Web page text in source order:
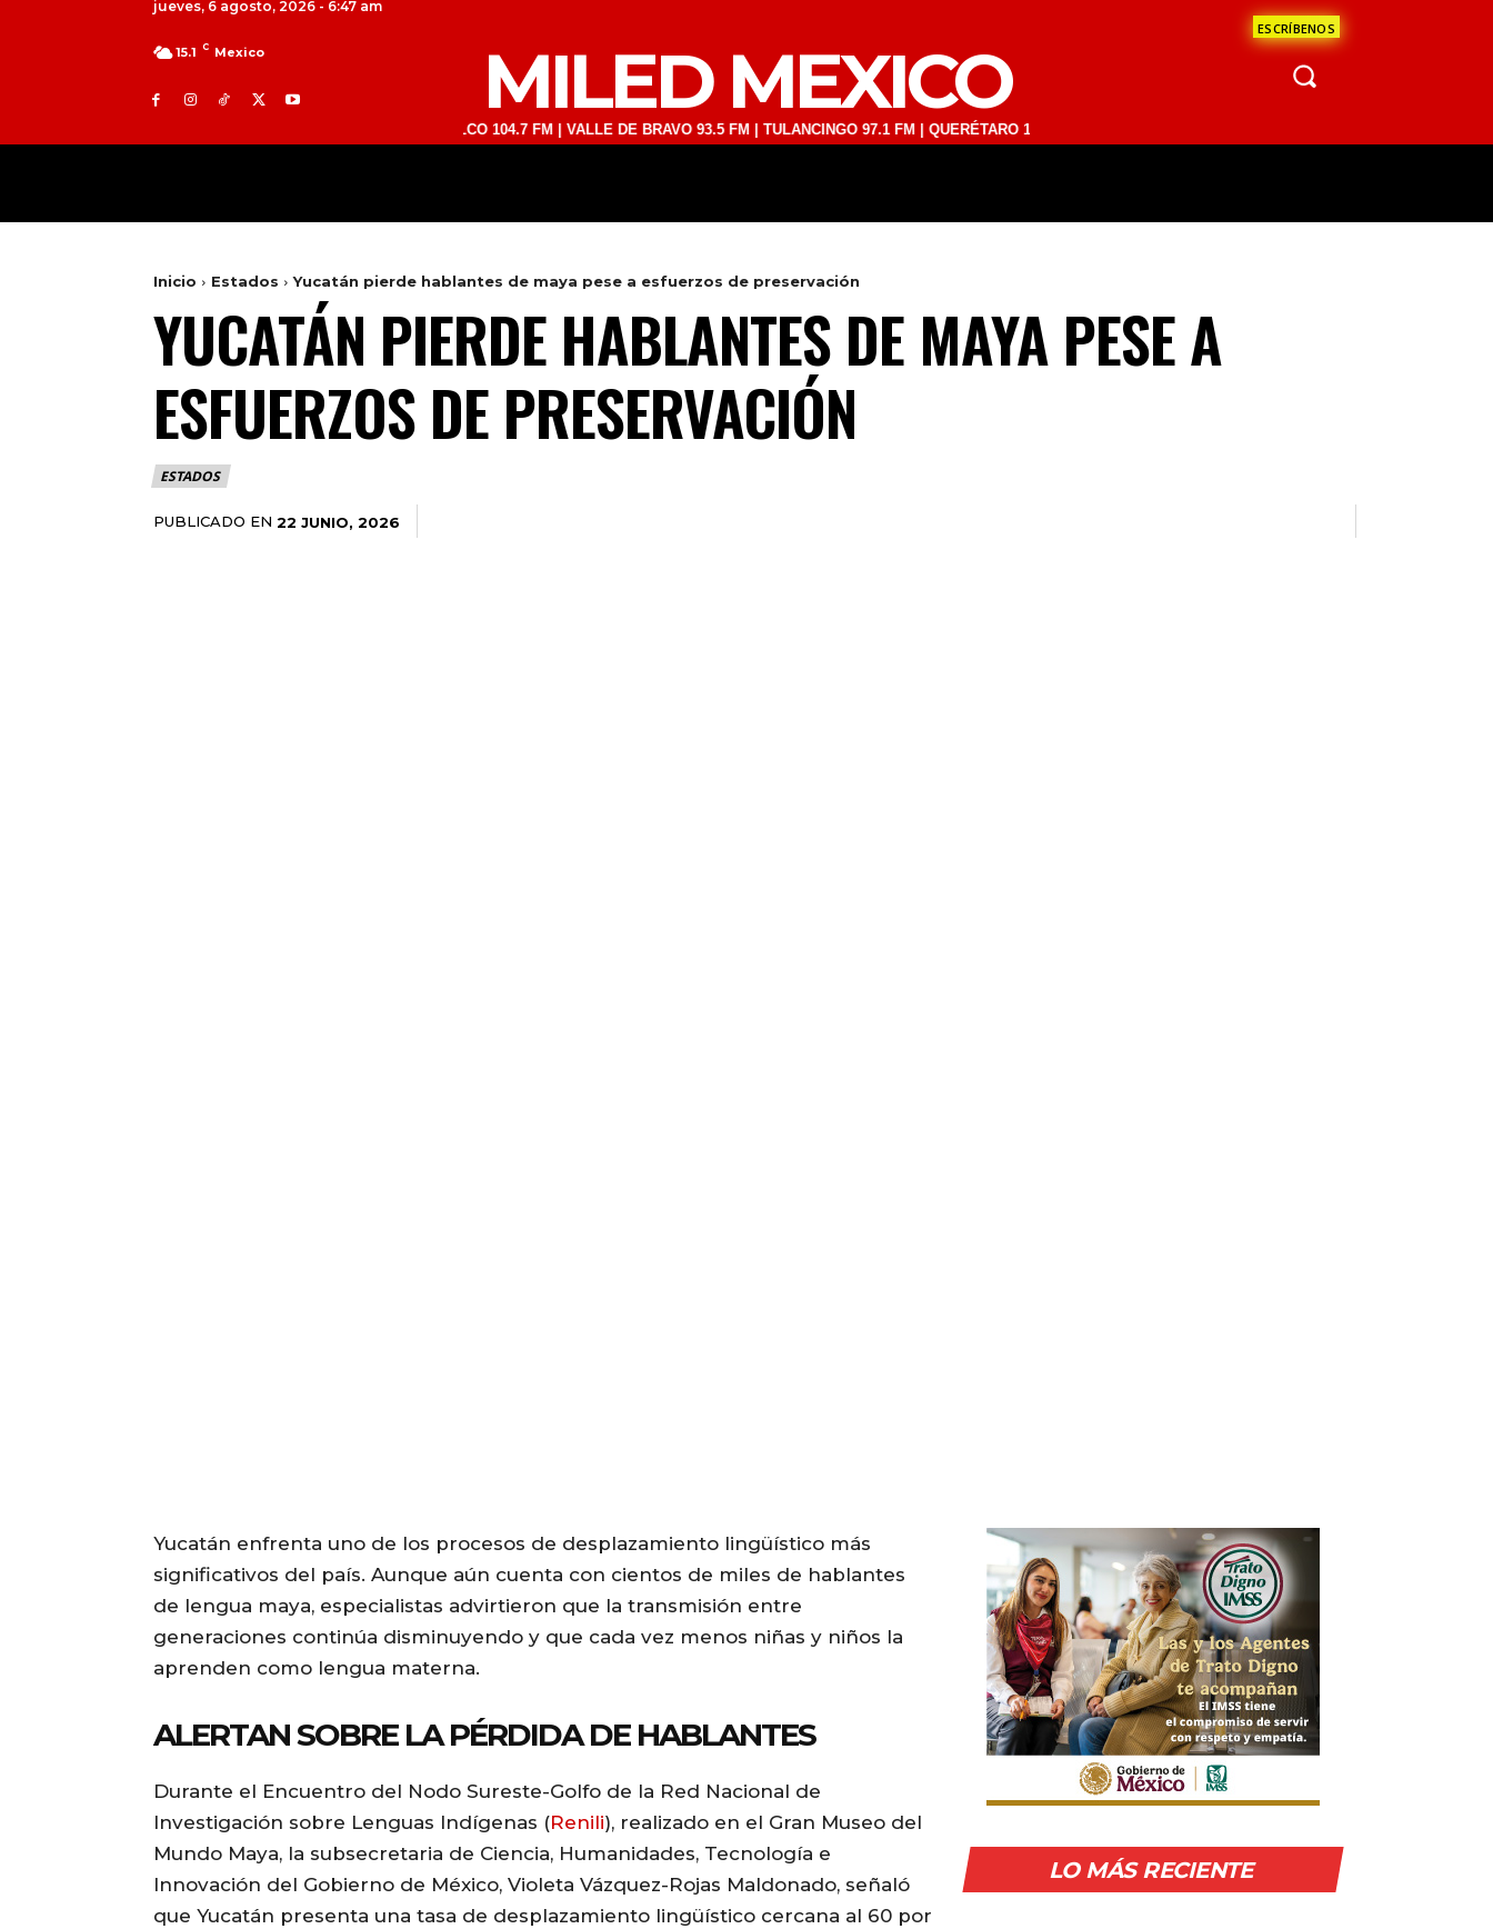
jueves, 6 agosto, 2026 - 6:47 am
ESCRÍBENOS
15.1 C Mexico MILED MEXICO
TOLUCA 98.9 FM | ATLACOMULCO 104.7 FM | VALLE DE BRAVO 93.5 FM | TULANCINGO 97.1 FM | QUERÉTARO 103.1 FM | SAN JUAN DEL RÍO 93.1 FM | GUADALAJARA 1510 AM | LA
Inicio Estados Yucatán pierde hablantes de maya pese a esfuerzos de preservación
YUCATÁN PIERDE HABLANTES DE MAYA PESE A
ESFUERZOS DE PRESERVACIÓN
ESTADOS
PUBLICADO EN 22 JUNIO, 2026
Yucatán enfrenta uno de los procesos de desplazamiento lingüístico más
significativos del país. Aunque aún cuenta con cientos de miles de hablantes
de lengua maya, especialistas advirtieron que la transmisión entre
generaciones continúa disminuyendo y que cada vez menos niñas y niños la
aprenden como lengua materna.
ALERTAN SOBRE LA PÉRDIDA DE HABLANTES
Durante el Encuentro del Nodo Sureste-Golfo de la Red Nacional de
Investigación sobre Lenguas Indígenas (Renili), realizado en el Gran Museo del
Mundo Maya, la subsecretaria de Ciencia, Humanidades, Tecnología e
Innovación del Gobierno de México, Violeta Vázquez-Rojas Maldonado, señaló
que Yucatán presenta una tasa de desplazamiento lingüístico cercana al 60 por
LO MÁS RECIENTE